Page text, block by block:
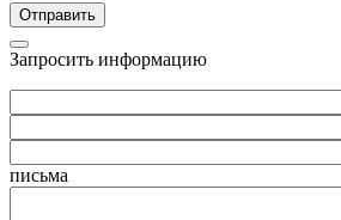
Отправить
Запросить информацию
письма